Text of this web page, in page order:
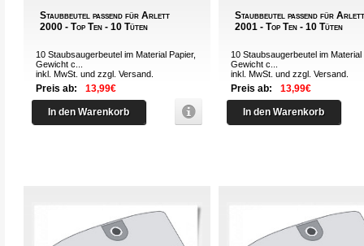
Staubbeutel passend für Arlett
2000 - Top Ten - 10 Tüten
10 Staubsaugerbeutel im Material Papier,
Gewicht c...
inkl. MwSt. und zzgl.Versand
Preis ab: 13,99€
In den Warenkorb
Staubbeutel passend für
2001 - Top Ten - 10 Tüten
10 Staubsaugerbeutel im Material
Gewicht c...
inkl. MwSt. und zzgl.Versand
Preis ab: 13,99€
In den Warenkorb